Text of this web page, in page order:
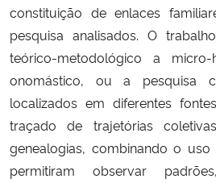
constituição de enlaces
pesquisa analisados. O
teórico-metodológico a
onomástico, ou a pesquisa
localizados em diferentes
traçado de trajetórias
genealogias, combinando o
permitiram observar